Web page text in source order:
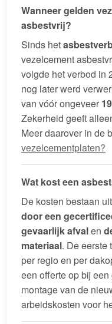
Wanneer gelden
asbestvrij?
Sinds het
vezelcement
volgde het verbod in
nog later werd
van vóór ongeveer
Zekerheid geeft
Meer daarover in de
vezelcementplaten?
Wat kost een
De kosten bestaan
door een
gevaarlijk afvalen
materiaal. De eerste
per regio en per
een offerte op bij
montage van de
arbeidskosten voor